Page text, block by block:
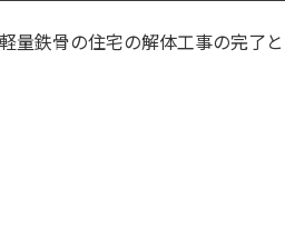
鉄骨の住宅の解体工事の完了と